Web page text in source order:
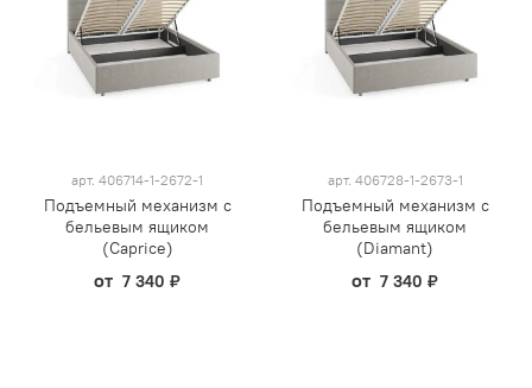
арт. 406714-1-2672-1
Подъемный механизм с
бельевым ящиком
(Caprice)
от 7 340 ₽
арт. 406728-1-2673-1
Подъемный механизм с
бельевым ящиком
(Diamant)
от 7 340 ₽